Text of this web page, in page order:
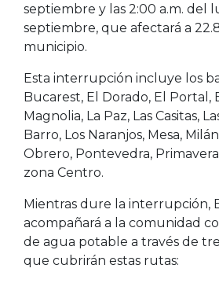
septiembre y las 2:00 a.m. del
septiembre, que afectará a
municipio.
Esta interrupción incluye los
Bucarest, El Dorado, El Portal,
Magnolia, La Paz, Las Casitas,
Barro, Los Naranjos, Mesa,
Obrero, Pontevedra,
zona Centro.
Mientras dure la interrupción,
acompañará a la comunidad
de agua potable a través de
que cubrirán estas rutas: